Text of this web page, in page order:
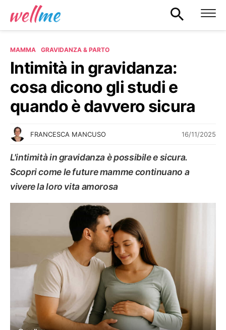
MAMMA GRAVIDANZA & PARTO
Intimità in gravidanza:
cosa dicono gli studi e
quando è davvero sicura
FRANCESCA MANCUSO 16/11/2025
L'intimità in gravidanza è possibile e sicura.
Scopri come le future mamme continuano a
vivere la loro vita amorosa
GRAVIDANZA & PARTO